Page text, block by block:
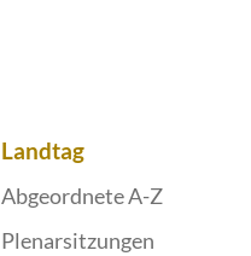
Landtag
Abgeordnete A-Z
Plenarsitzungen